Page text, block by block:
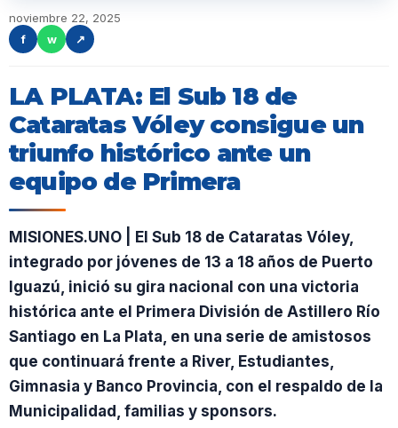
noviembre 22, 2025
f
w ↗
LA PLATA: El Sub 18 de
Cataratas Vóley consigue un
triunfo histórico ante un
equipo de Primera
MISIONES.UNO | El Sub 18 de Cataratas Vóley,
integrado por jóvenes de 13 a 18 años de Puerto
Iguazú, inició su gira nacional con una victoria
histórica ante el Primera División de Astillero Río
Santiago en La Plata, en una serie de amistosos
que continuará frente a River, Estudiantes,
Gimnasia y Banco Provincia, con el respaldo de la
Municipalidad, familias y sponsors.